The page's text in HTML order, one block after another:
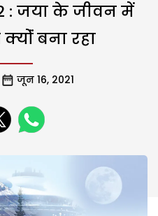
: जया के जीवन में
बना रहा
जून 16, 2021